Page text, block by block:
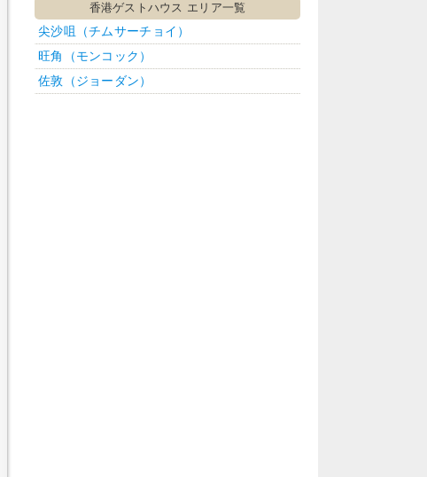
香港ゲストハウス エリア一覧
尖沙咀（チムサーチョイ）
旺角（モンコック）
佐敦（ジョーダン）